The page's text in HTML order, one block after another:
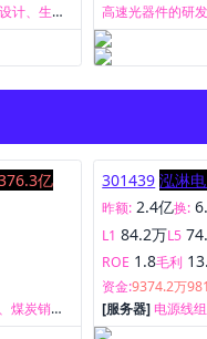
计、生产
等制造服
高速光器件的研
亿
煤炭销售
301439 泓淋
昨额: 2.4亿换:
L1 84.2万L5
ROE 1.8毛利
资金:9374.2万
[服务器] 电源线